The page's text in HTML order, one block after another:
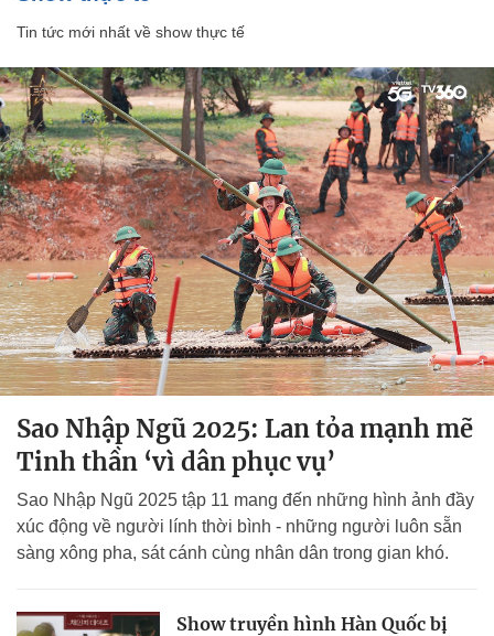
Tin tức mới nhất về show thực tế
Sao Nhập Ngũ 2025: Lan tỏa mạnh mẽ
Tinh thần ‘vì dân phục vụ’
Sao Nhập Ngũ 2025 tập 11 mang đến những hình ảnh đầy
xúc động về người lính thời bình - những người luôn sẵn
sàng xông pha, sát cánh cùng nhân dân trong gian khó.
Show truyền hình Hàn Quốc bị